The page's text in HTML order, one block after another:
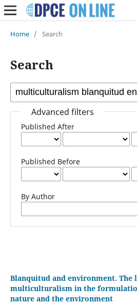
Home / Search
Search
Advanced filters
Published After
Published Before
By Author
Blanquitud and environment. The
multiculturalism in the
nature and the environment